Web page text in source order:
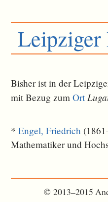
Leipziger
Bisher ist in der
mit Bezug zumOrt
*Engel, Friedrich
Mathematiker und
© 2013–2015